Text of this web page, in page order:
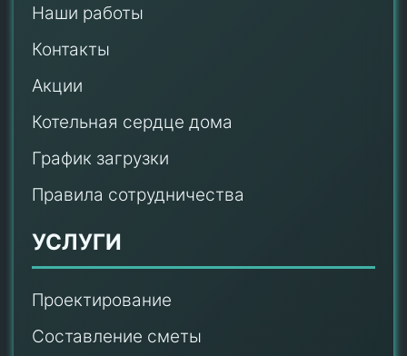
Наши работы
Контакты
Акции
Котельная сердце дома
График загрузки
Правила сотрудничества
УСЛУГИ
Проектирование
Составление сметы